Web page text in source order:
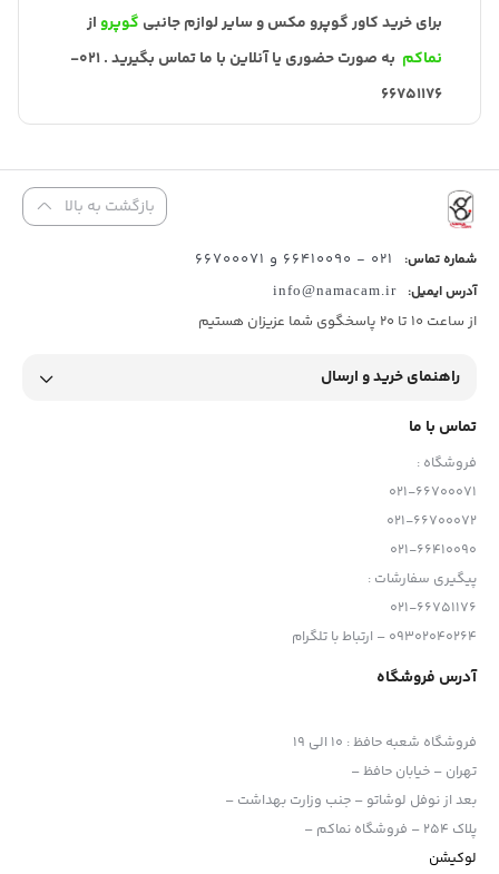
برای خرید کاور گوپرو مکس و سایر لوازم جانبی گوپرواز
نماکم
به صورت حضوری یا آنلاین با ما تماس بگیرید . 021-
66751176
بازگشت به بالا
شماره تماس: 021 - 66410090 و 66700071
آدرس ایمیل: info@namacam.ir
از ساعت 10 تا 20 پاسخگوی شما عزیزان هستیم
راهنمای خرید و ارسال
تماس با ما
فروشگاه :
021-66700071
021-66700072
021-66410090
پیگیری سفارشات :
021-66751176
09302040264 – ارتباط با تلگرام
آدرس فروشگاه
فروشگاه شعبه حافظ: 10 الی 19
تهران – خیابان حافظ –
بعد از نوفل لوشاتو – جنب وزارت بهداشت –
پلاک 254 – فروشگاه نماکم –
لوکیشن